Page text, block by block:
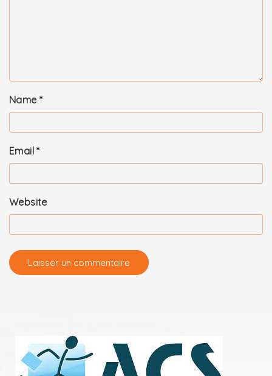
Name *
Email*
Website